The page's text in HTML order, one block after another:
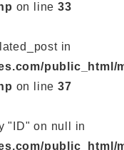
on line33
in
public_html/
on line37
"ID" on null in
public_html/